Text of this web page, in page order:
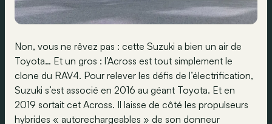
Non, vous ne rêvez pas : cette Suzuki a bien un air de
Toyota… Et un gros : l’Across est tout simplement le
clone du RAV4. Pour relever les défis de l’électrification,
Suzuki s’est associé en 2016 au géant Toyota. Et en
2019 sortait cet Across. Il laisse de côté les propulseurs
hybrides « autorechargeables » de son donneur